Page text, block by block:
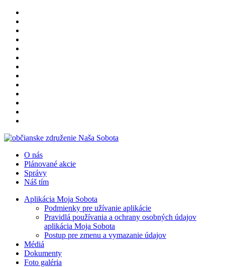
O nás
Plánované akcie
Správy
Náš tím
Aplikácia Moja Sobota
Podmienky pre užívanie aplikácie
Pravidlá používania a ochrany osobných údajov
aplikácia Moja Sobota
Postup pre zmenu a vymazanie údajov
Médiá
Dokumenty
Foto galéria